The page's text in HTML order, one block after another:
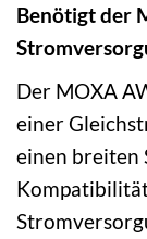
Benötigt der
Der MOXA
einer
einen breiten